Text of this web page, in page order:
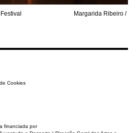
Margarida Ribeiro /
Cookies
financiada por